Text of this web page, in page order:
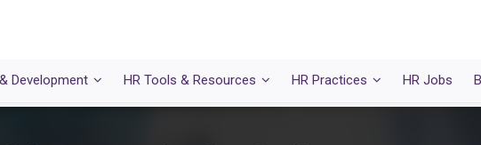
Development HR Tools & Resources HR Practices HR Jobs